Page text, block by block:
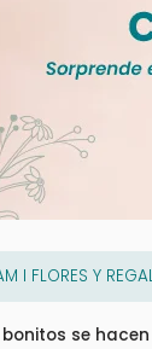
I FLORES Y
se